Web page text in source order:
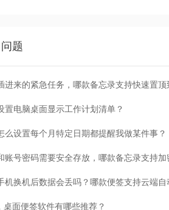
题
置电脑桌面显示工作计划清单？
么设置每个月特定日期都提醒我做某件事？
桌面便签软件有哪些推荐？